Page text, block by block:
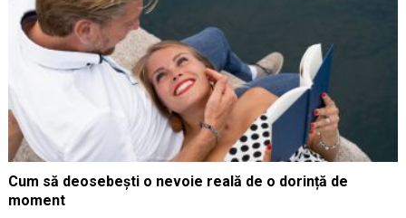
Cum să deosebești o nevoie reală de o dorință de
moment